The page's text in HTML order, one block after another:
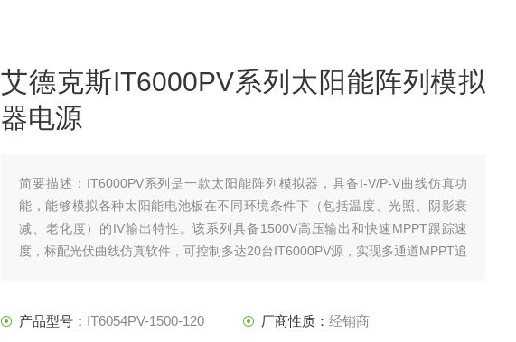
艾德克斯IT6000PV系列太阳能阵列模拟
器电源
简要描述： IT6000PV系列是一款太阳能阵列模拟器，具备I-V/P-V曲线仿真功
能，能够模拟各种太阳能电池板在不同环境条件下（包括温度、光照、阴影衰
减、老化度）的IV输出特性。该系列具备1500V高压输出和快速MPPT跟踪速
度，标配光伏曲线仿真软件，可控制多达20台IT6000PV源，实现多通道MPPT追
产品型号： IT6054PV-1500-120 厂商性质：经销商